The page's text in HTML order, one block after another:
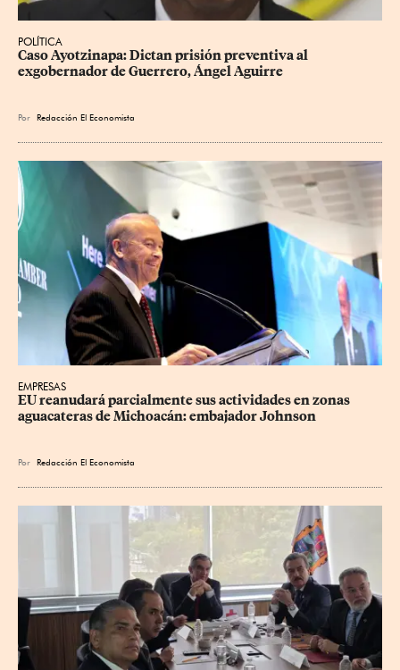
POLÍTICA
Caso Ayotzinapa: Dictan prisión preventiva al
exgobernador de Guerrero, Ángel Aguirre
Por Redacción El Economista
EMPRESAS
EU reanudará parcialmente sus actividades en zonas
aguacateras de Michoacán: embajador Johnson
Por Redacción El Economista